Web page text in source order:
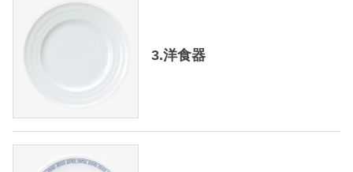
3.洋食器